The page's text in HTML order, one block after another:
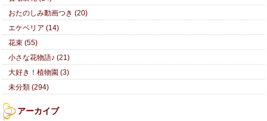
おたのしみ動画つき (20)
エケベリア (14)
花束 (55)
小さな花物語♪ (21)
大好き！植物園 (3)
未分類 (294)
アーカイブ